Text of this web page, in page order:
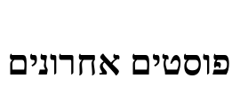
פוסטים אחרונים